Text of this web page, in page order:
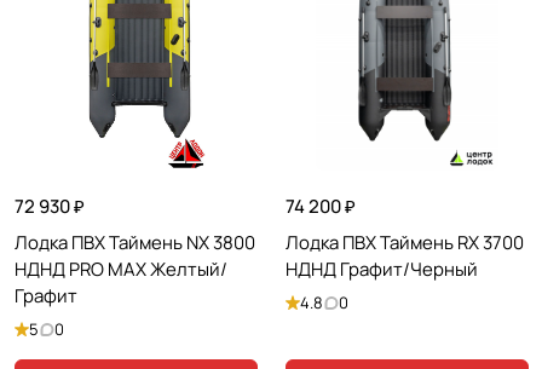
72 930 ₽
Лодка ПВХ Таймень NX 3800
НДНД PRO MAX Желтый/
Графит
5 0
74 200 ₽
Лодка ПВХ Таймень RX 3700
НДНД Графит/Черный
4.8 0